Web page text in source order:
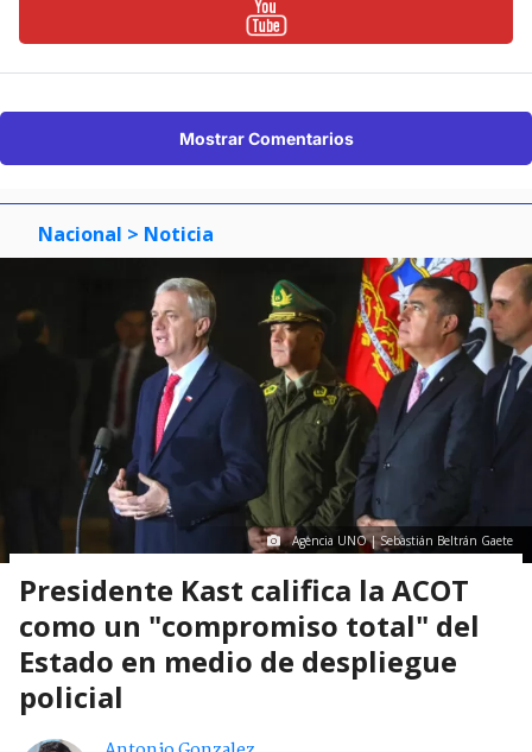
Mostrar Comentarios
Nacional > Noticia
Agencia UNO | Sebastián Beltrán Gaete
Presidente Kast califica la ACOT
como un "compromiso total" del
Estado en medio de despliegue
policial